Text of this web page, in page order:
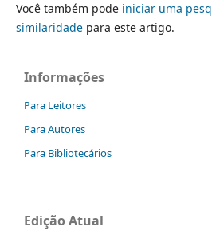
Você também pode iniciar uma
similaridadepara este artigo.
Informações
Para Leitores
Para Autores
Para Bibliotecários
Edição Atual